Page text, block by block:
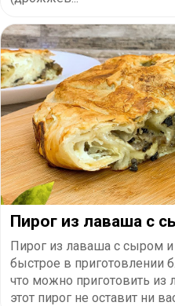
Пирог из лаваша с
Пирог из лаваша с сыром
быстрое в приготовлении
что можно приготовить из
этот пирог не оставит ни